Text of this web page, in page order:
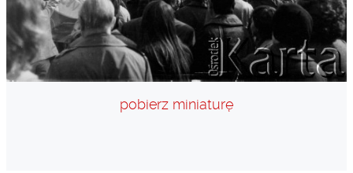
pobierz miniaturę